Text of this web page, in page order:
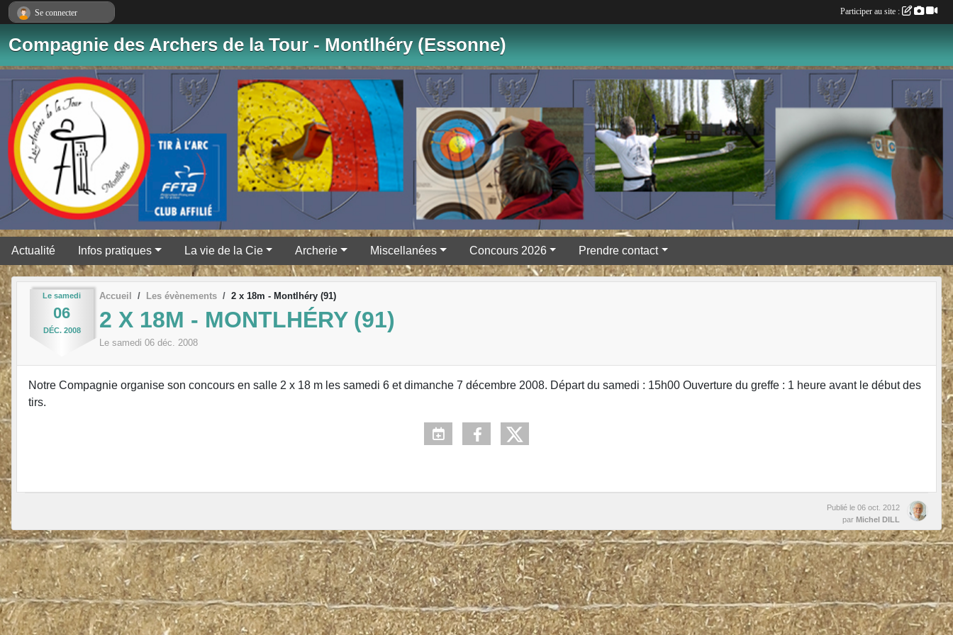
Compagnie des Archers de la Tour - Montlhéry (Essonne)
Actualité Infos pratiques La vie de la Cie Archerie Miscellanées Concours 2026 Prendre contact
Le samedi
06
DÉC. 2008
Accueil Les évènements 2 x 18m - Montlhéry (91)
2 X 18M - MONTLHÉRY (91)
Le samedi 06 déc. 2008
Notre Compagnie organise son concours en salle 2 x 18 m les samedi 6 et dimanche 7 décembre 2008. Départ du samedi : 15h00 Ouverture du greffe : 1 heure avant le début des
tirs.
Publié le 06 oct. 2012
par Michel DILL
Se connecter Participer au site :
Panneau de gestion des cookies